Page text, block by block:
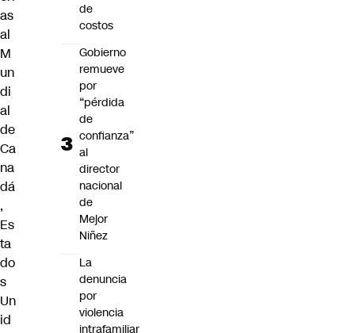
as
al
M
un
di
al
de
Ca
na
dá
,
Es
ta
do
s
Un
id
de
costos
Gobierno
remueve
por
“pérdida
de
confianza”
al
director
nacional
de
Mejor
Niñez
La
denuncia
por
violencia
intrafamiliar